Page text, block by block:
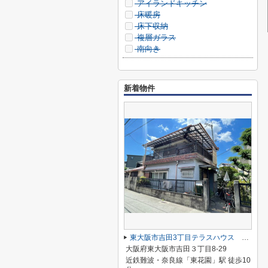
アイランドキッチン
床暖房
床下収納
複層ガラス
南向き
新着物件
東大阪市吉田3丁目テラスハウス 英田南小学校区 近鉄東花園駅
大阪府東大阪市吉田３丁目8-29
近鉄難波・奈良線「東花園」駅 徒歩10